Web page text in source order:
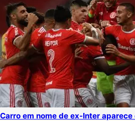
Carro em nome de ex-Inter